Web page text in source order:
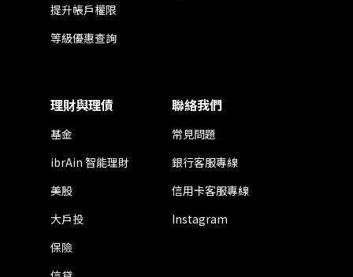
提升帳戶權限
等級優惠查詢
理財與理債
基金
ibrAin 智能理財
美股
大戶投
保險
聯絡我們
常見問題
銀行客服專線
信用卡客服專線
Instagram